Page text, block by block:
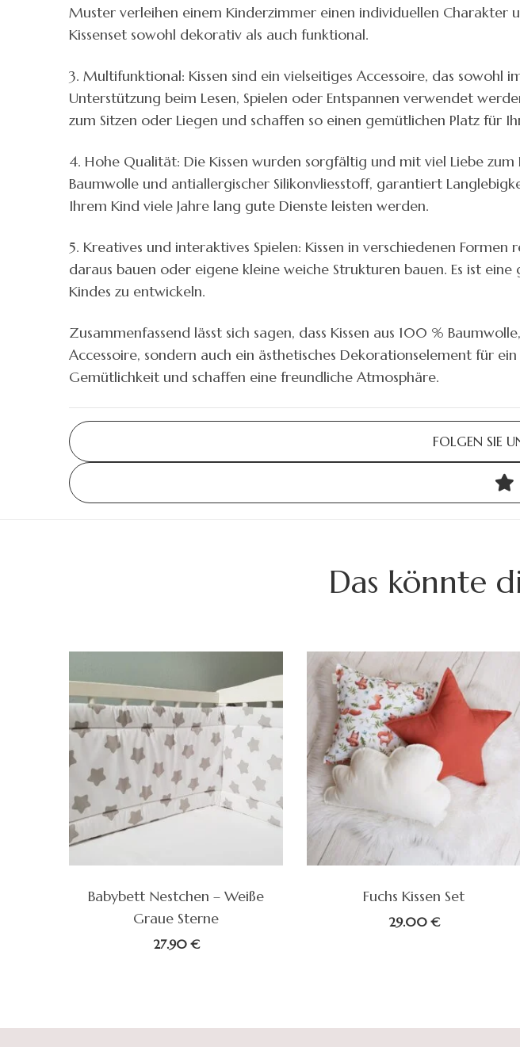
Muster verleihen einem Kinderzimmer einen individuellen Charakter
Kissenset sowohl dekorativ als auch funktional.
3. Multifunktional: Kissen sind ein vielseitiges Accessoire, das sowohl
Unterstützung beim Lesen, Spielen oder Entspannen verwendet
zum Sitzen oder Liegen und schaffen so einen gemütlichen Platz für
4. Hohe Qualität: Die Kissen wurden sorgfältig und mit viel Liebe
Baumwolle und antiallergischer Silikonvliesstoff, garantiert
Ihrem Kind viele Jahre lang gute Dienste leisten werden.
5. Kreatives und interaktives Spielen: Kissen in verschiedenen
daraus bauen oder eigene kleine weiche Strukturen bauen. Es ist
Kindes zu entwickeln.
Zusammenfassend lässt sich sagen, dass Kissen aus 100 %
Accessoire, sondern auch ein ästhetisches Dekorationselement für
Gemütlichkeit und schaffen eine freundliche Atmosphäre.
FOLGEN SIE
Das könnte
Babybett Nestchen – Weiße
Graue Sterne
27.90€
Fuchs Kissen Set
29.00€